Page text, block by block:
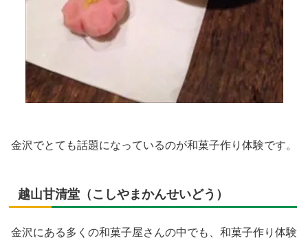
金沢でとても話題になっているのが和菓子作り体験です。
越山甘清堂（こしやまかんせいどう）
金沢にある多くの和菓子屋さんの中でも、和菓子作り体験